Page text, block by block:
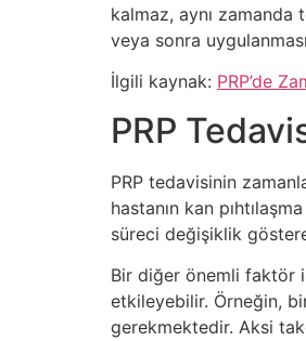
kalmaz, aynı zamanda
veya sonra
İlgili kaynak: PRP’de
PRP
PRP tedavisinin
hastanın kan
süreci değişiklik
Bir diğer önemli faktör
etkileyebilir. Örneğin,
gerekmektedir. Aksi